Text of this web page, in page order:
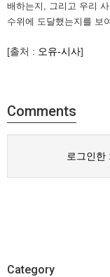
배하는지, 그리고 우리
수위에 도달했는지를 보
[출처 : 오유-시사]
Comments
로그인한
Category